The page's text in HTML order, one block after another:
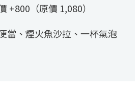
+800（原價 1,080）
當、煙火魚沙拉、一杯氣泡